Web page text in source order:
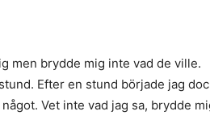
men brydde mig inte vad de ville.
Efter en stund började jag
Vet inte vad jag sa, brydde